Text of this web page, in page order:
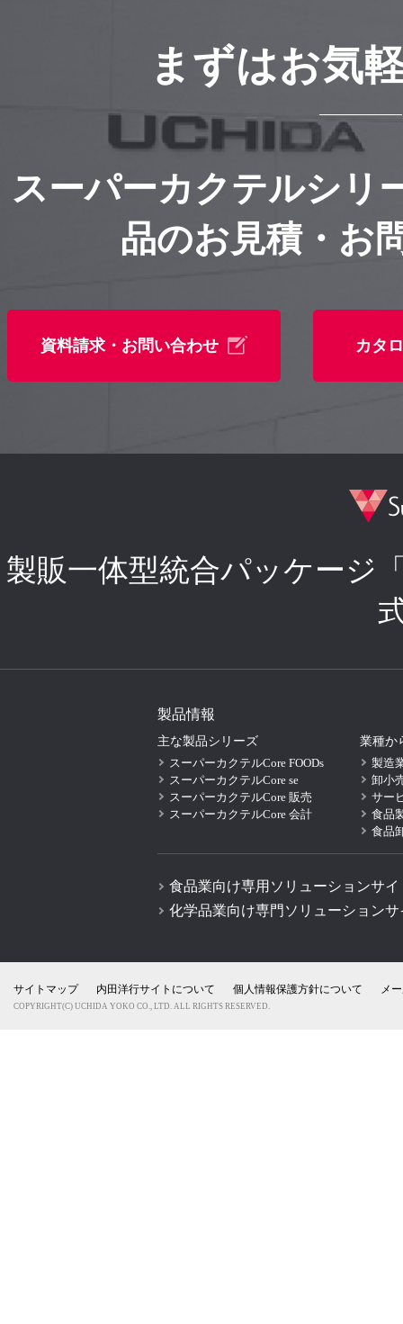
まずはお気
スーパーカクテルシリ
品のお見積・お
資料請求・お問い合わせ カタ
製販一体型統合パッケージ
製品情報
主な製品シリーズ
スーパーカクテルCore FOODs
スーパーカクテルCore se
スーパーカクテルCore 販売
スーパーカクテルCore 会計
業種か
製造
卸小
サー
食品
食品
食品業向け専用ソリューションサイ
化学品業向け専門ソリューションサ
サイトマップ 内田洋行サイトについて 個人情報保護方針について メ
COPYRIGHT(C) UCHIDA YOKO CO., LTD. ALL RIGHTS RESERVED.